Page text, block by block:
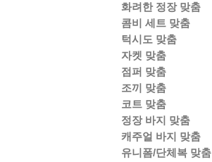
화려한 정장 맞춤
콤비 세트 맞춤
턱시도 맞춤
자켓 맞춤
점퍼 맞춤
조끼 맞춤
코트 맞춤
정장 바지 맞춤
캐주얼 바지 맞춤
유니폼/단체복 맞춤